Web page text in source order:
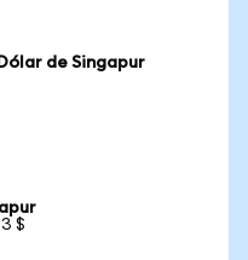
de Singapur
$